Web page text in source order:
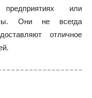
или
Они не всегда
отличное